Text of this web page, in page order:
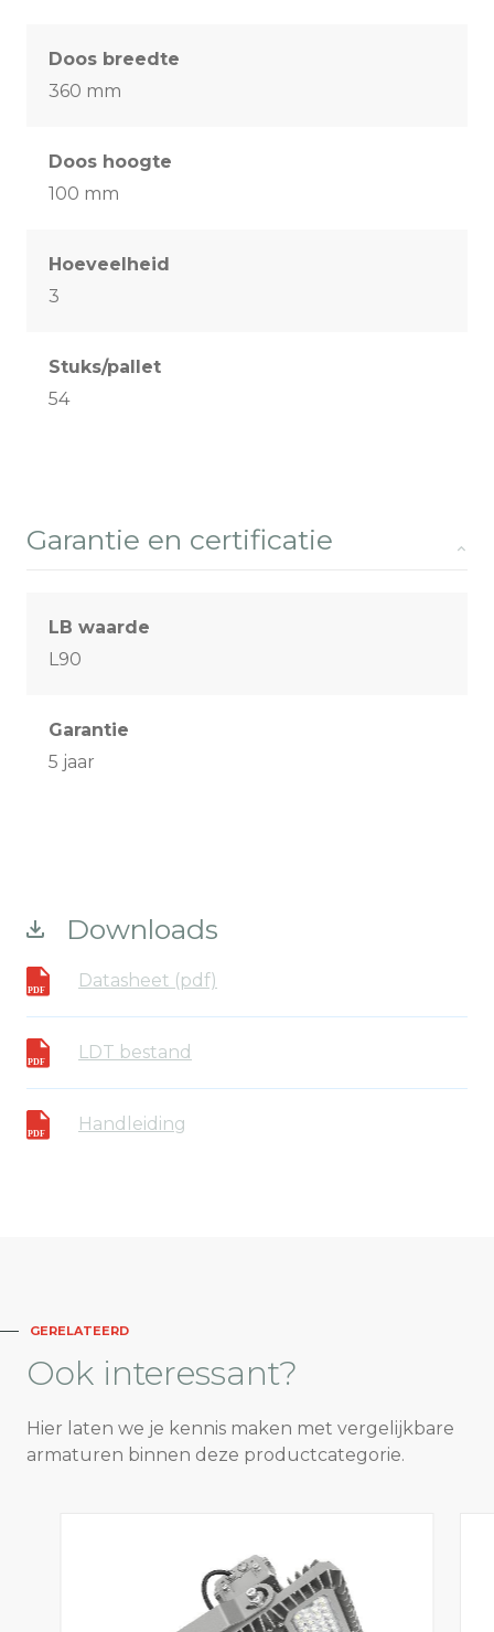
Doos breedte
360 mm
Doos hoogte
100 mm
Hoeveelheid
3
Stuks/pallet
54
Garantie en certificatie
LB waarde
L90
Garantie
5 jaar
Downloads
Datasheet (pdf)
LDT bestand
Handleiding
GERELATEERD
Ook interessant?
Hier laten we je kennis maken met vergelijkbare
armaturen binnen deze productcategorie.